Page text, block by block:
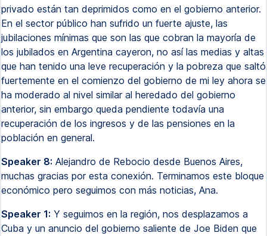
privado están tan deprimidos como en el gobierno anterior.
En el sector público han sufrido un fuerte ajuste, las
jubilaciones mínimas que son las que cobran la mayoría de
los jubilados en Argentina cayeron, no así las medias y altas
que han tenido una leve recuperación y la pobreza que saltó
fuertemente en el comienzo del gobierno de mi ley ahora se
ha moderado al nivel similar al heredado del gobierno
anterior, sin embargo queda pendiente todavía una
recuperación de los ingresos y de las pensiones en la
población en general.
Speaker 8: Alejandro de Rebocio desde Buenos Aires,
muchas gracias por esta conexión. Terminamos este bloque
económico pero seguimos con más noticias, Ana.
Speaker 1: Y seguimos en la región, nos desplazamos a
Cuba y un anuncio del gobierno saliente de Joe Biden que